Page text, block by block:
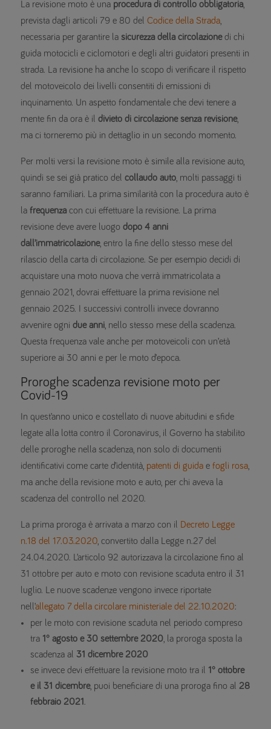
La revisione moto è una procedura di controllo obbligatoria
prevista dagli articoli 79 e 80 del Codice della Strada
necessaria per garantire la sicurezza della circolazionedi chi
guida motocicli e ciclomotori e degli altri guidatori presenti in
strada. La revisione ha anche lo scopo di verificare il rispetto
del motoveicolo dei livelli consentiti di emissioni di
inquinamento. Un aspetto fondamentale che devi tenere a
mente fin da ora è il divieto di circolazione senza revisione,
ma ci torneremo più in dettaglio in un secondo momento.
Per molti versi la revisione moto è simile alla revisione auto,
quindi se sei già pratico del collaudo auto , molti passaggi ti
saranno familiari. La prima similarità con la procedura auto è
la frequenza con cui effettuare la revisione. La prima
revisione deve avere luogo dopo 4 anni
dall’immatricolazione, entro la fine dello stesso mese del
rilascio della carta di circolazione. Se per esempio decidi di
acquistare una moto nuova che verrà immatricolata a
gennaio 2021, dovrai effettuare la prima revisione nel
gennaio 2025. I successivi controlli invece dovranno
avvenire ogni due anni , nello stesso mese della scadenza.
Questa frequenza vale anche per motoveicoli con un’età
superiore ai 30 anni e per le moto d’epoca.
Proroghe scadenza revisione moto per
Covid-19
In quest’anno unico e costellato di nuove abitudini e sfide
legate alla lotta contro il Coronavirus, il Governo ha stabilito
delle proroghe nella scadenza, non solo di documenti
identificativi come carte d’identità, patenti di guida e fogli rosa
ma anche della revisione moto e auto, per chi aveva la
scadenza del controllo nel 2020.
La prima proroga è arrivata a marzo con il
Decreto Legge
n.18 del 17.03.2020 , convertito dalla Legge n.27 del
24.04.2020. L’articolo 92 autorizzava la circolazione fino al
31 ottobre per auto e moto con revisione scaduta entro il 31
luglio. Le nuove scadenze vengono invece riportate
nell’allegato 7 della circolare ministeriale del 22.10.2020:
per le moto con revisione scaduta nel periodo compreso
tra 1° agosto e 30 settembre 2020 , la proroga sposta la
scadenza al 31 dicembre 2020
se invece devi effettuare la revisione moto tra il 1° ottobre
e il 31 dicembre, puoi beneficiare di una proroga fino al 28
febbraio 2021 .